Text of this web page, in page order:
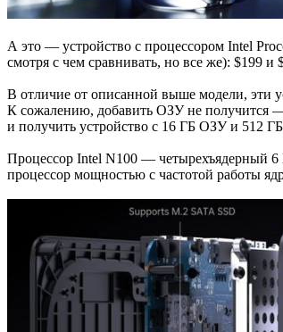
А это — устройство с процессором Intel
смотря с чем сравнивать, но все же): $199 и
В отличие от описанной выше модели, эти
К сожалению, добавить ОЗУ не получится —
и получить устройство с 16 ГБ ОЗУ и 512
Процессор Intel N100 — четырехъядерный 6
процессор мощностью с частотой работы